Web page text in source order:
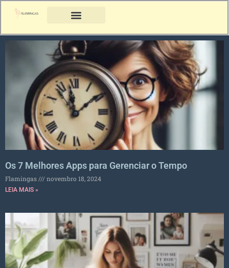
Os 7 Melhores Apps para Gerenciar o Tempo
Flamingas novembro 18, 2024
LEIA MAIS »